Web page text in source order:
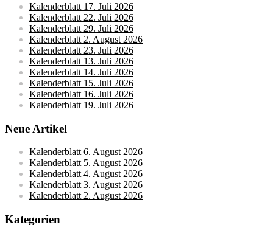
Kalenderblatt 17. Juli 2026
Kalenderblatt 22. Juli 2026
Kalenderblatt 29. Juli 2026
Kalenderblatt 2. August 2026
Kalenderblatt 23. Juli 2026
Kalenderblatt 13. Juli 2026
Kalenderblatt 14. Juli 2026
Kalenderblatt 15. Juli 2026
Kalenderblatt 16. Juli 2026
Kalenderblatt 19. Juli 2026
Neue Artikel
Kalenderblatt 6. August 2026
Kalenderblatt 5. August 2026
Kalenderblatt 4. August 2026
Kalenderblatt 3. August 2026
Kalenderblatt 2. August 2026
Kategorien